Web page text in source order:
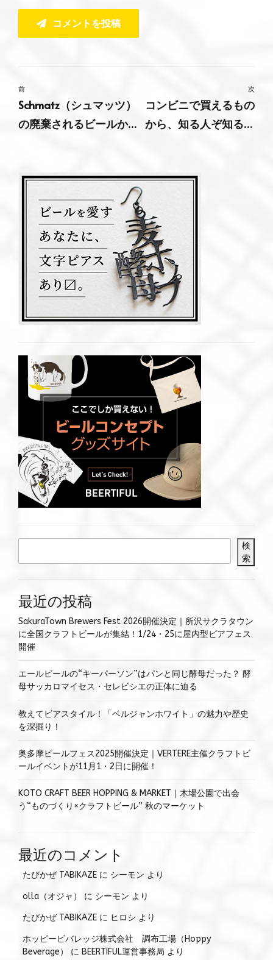
コメントを投稿
前
Schmatz（シュマッツ）
の廃棄されるビールか
次
コンビニで買えるもの
から、知る人ぞ知る銘
検
索
最近の投稿
SakuraTown Brewers Fest 2026開催決定｜所沢サクラタウン
に全国クラフトビールが集結！1/24・25に屋内型ビアフェス
開催
エールビールの“キーパーソン”はパンと同じ酵母だった？ 酵
母サッカロマイセス・セレビシエの正体に迫る
教えてビアスタイル！「ベルジャンホワイト」の魅力や歴史
を深掘り！
奥多摩ビールフェス2025開催決定｜VERTERE主催クラフトビ
ールイベントが11月1・2日に開催！
KOTO CRAFT BEER HOPPING & MARKET｜木場公園で出会
う“ものづくり×クラフトビール” 秋のマーケット
最近のコメント
たびかぜ TABIKAZE に シーモン より
olla（オジャ） に シーモン より
たびかぜ TABIKAZE に ヒロシ より
ホッピービバレッジ株式会社 調布工場（Hoppy
Beverage）
に BEERTIFUL運営事務局 より